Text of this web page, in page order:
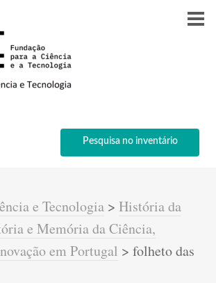
Pesquisa no inventário
e Tecnologia >História da
e Memória da Ciência,
em Portugal >folheto das